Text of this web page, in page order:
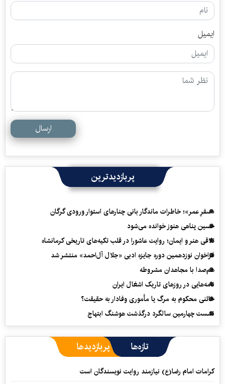
ایمیل
ارسال
پربازدیدترین
«سفرِ عمر»؛ خاطرات ماندگار بانی چنارهای استوار ورودی گرگان
حسین پناهی هنوز خوانده می‌شود
تلاقی هنر و ایمان؛ روایت عاشورا در قلب تکیه‌های تاریخی کرمانشاه
فراخوان نوزدهمین دوره جایزه ادبی «جلال آل‌احمد» منتشر شد
هم‌صدا با مجاهدان مشروطه
نامه‌هایی در روزهای تاریک اشغال ایران
خائنی محکوم به مرگ یا مأموری وفادار به حقیقت؟
نشست چهارمین سالگرد درگذشت هوشنگ ابتهاج
تازه‌ها پربازدیدها
کرامات امام رضا(ع) نیازمند روایت نویسندگان است